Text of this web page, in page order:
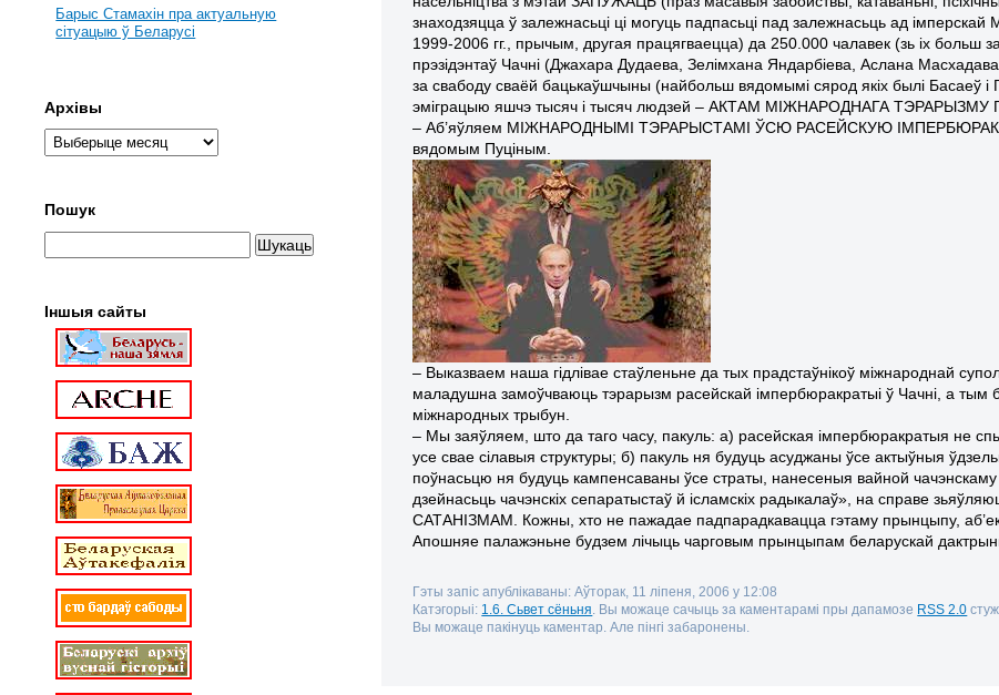
знаходзяцца ў залежнасьці ці могуць падпасьці пад залежнасьць ад
1999-2006 гг., прычым, другая працягваецца) да 250.000 чалавек (зь іх
прэзідэнтаў Чачні (Джахара Дудаева, Зелімхана Яндарбіева, Аслана
за свабоду сваёй бацькаўшчыны (найбольш вядомымі сярод якіх былі Басаеў
эміграцыю яшчэ тысяч і тысяч людзей – АКТАМ МІЖНАРОДНАГА
– Аб’яўляем МІЖНАРОДНЫМІ ТЭРАРЫСТАМІ ЎСЮ РАСЕЙСКУЮ
вядомым Пуціным.
– Выказваем наша гідлівае стаўленьне да тых прадстаўнікоў міжнароднай
маладушна замоўчваюць тэрарызм расейскай імпербюракратыі ў Чачні, а
міжнародных трыбун.
– Мы заяўляем, што да таго часу, пакуль: а) расейская імпербюракратыя не
усе свае сілавыя структуры; б) пакуль ня будуць асуджаны ўсе актыўныя
поўнасьцю ня будуць кампенсаваны ўсе страты, нанесеныя вайной
дзейнасьць чачэнскіх сепаратыстаў й ісламскіх радыкалаў», на справе
САТАНІЗМАМ. Кожны, хто не пажадае падпарадкавацца гэтаму прынцыпу,
Апошняе палажэньне будзем лічыць чарговым прынцыпам беларускай
Гэты запіс апублікаваны: Аўторак, 11 ліпеня, 2006 у 12:08
Катэгорыі: 1.6. Сьвет сёньня . Вы можаце сачыць за каментарамі пры дапамозе RSS 2.0
Вы можаце пакінуць каментар. Але пінгі забаронены.
Барыс Стамахін пра актуальную
сітуацыю ў Беларусі
Архівы
Пошук
Іншыя сайты